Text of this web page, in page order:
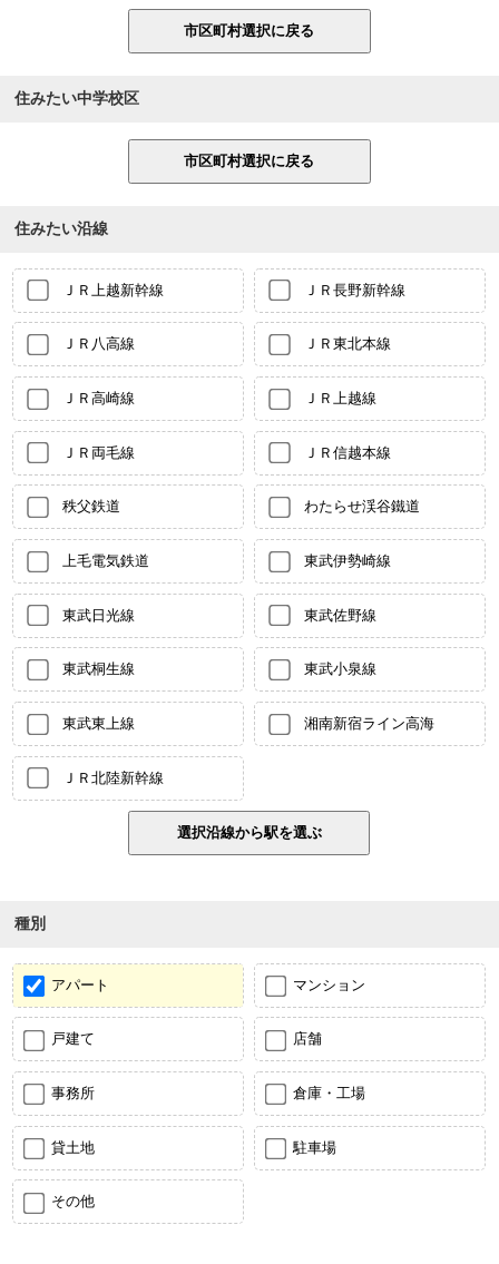
住みたい中学校区
住みたい沿線
ＪＲ上越新幹線 ＪＲ長野新幹線
ＪＲ八高線 ＪＲ東北本線
ＪＲ高崎線 ＪＲ上越線
ＪＲ両毛線 ＪＲ信越本線
秩父鉄道 わたらせ渓谷鐵道
上毛電気鉄道 東武伊勢崎線
東武日光線 東武佐野線
東武桐生線 東武小泉線
東武東上線 湘南新宿ライン高海
ＪＲ北陸新幹線
種別
アパート マンション
戸建て 店舗
事務所 倉庫・工場
貸土地 駐車場
その他